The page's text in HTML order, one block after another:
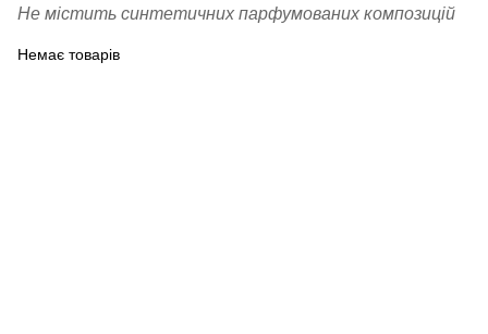
Не містить синтетичних парфумованих композицій
Немає товарів